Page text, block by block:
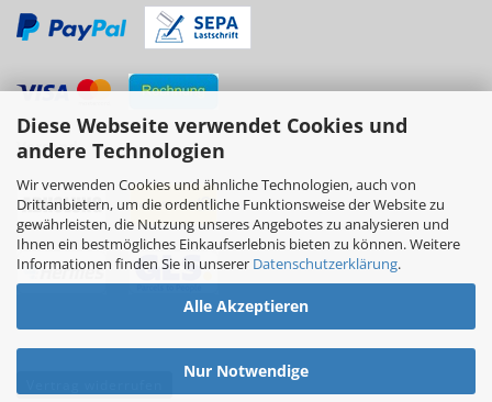
Diese Webseite verwendet Cookies und
andere Technologien
Wir verwenden Cookies und ähnliche Technologien, auch von
Drittanbietern, um die ordentliche Funktionsweise der Website zu
gewährleisten, die Nutzung unseres Angebotes zu analysieren und
Ihnen ein bestmögliches Einkaufserlebnis bieten zu können. Weitere
Informationen finden Sie in unserer Datenschutzerklärung.
Alle Akzeptieren
Nur Notwendige
Versand